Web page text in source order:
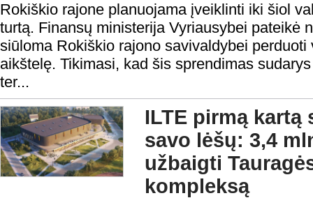
Rokiškio rajone planuojama įveiklinti iki šiol
turtą. Finansų ministerija Vyriausybei pateikė
siūloma Rokiškio rajono savivaldybei
aikštelę. Tikimasi, kad šis sprendimas
ter...
ILTE pirmą kartą
savo lėšų: 3,4
užbaigti
kompleksą